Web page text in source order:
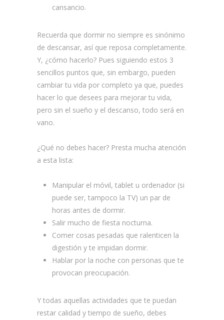
cansancio.
Recuerda que dormir no siempre es sinónimo
de descansar, así que reposa completamente.
Y, ¿cómo hacerlo? Pues siguiendo estos 3
sencillos puntos que, sin embargo, pueden
cambiar tu vida por completo ya que, puedes
hacer lo que desees para mejorar tu vida,
pero sin el sueño y el descanso, todo será en
vano.
¿Qué no debes hacer? Presta mucha atención
a esta lista:
Manipular el móvil, tablet u ordenador (si
puede ser, tampoco la TV) un par de
horas antes de dormir.
Salir mucho de fiesta nocturna.
Comer cosas pesadas que ralenticen la
digestión y te impidan dormir.
Hablar por la noche con personas que te
provocan preocupación.
Y todas aquellas actividades que te puedan
restar calidad y tiempo de sueño, debes